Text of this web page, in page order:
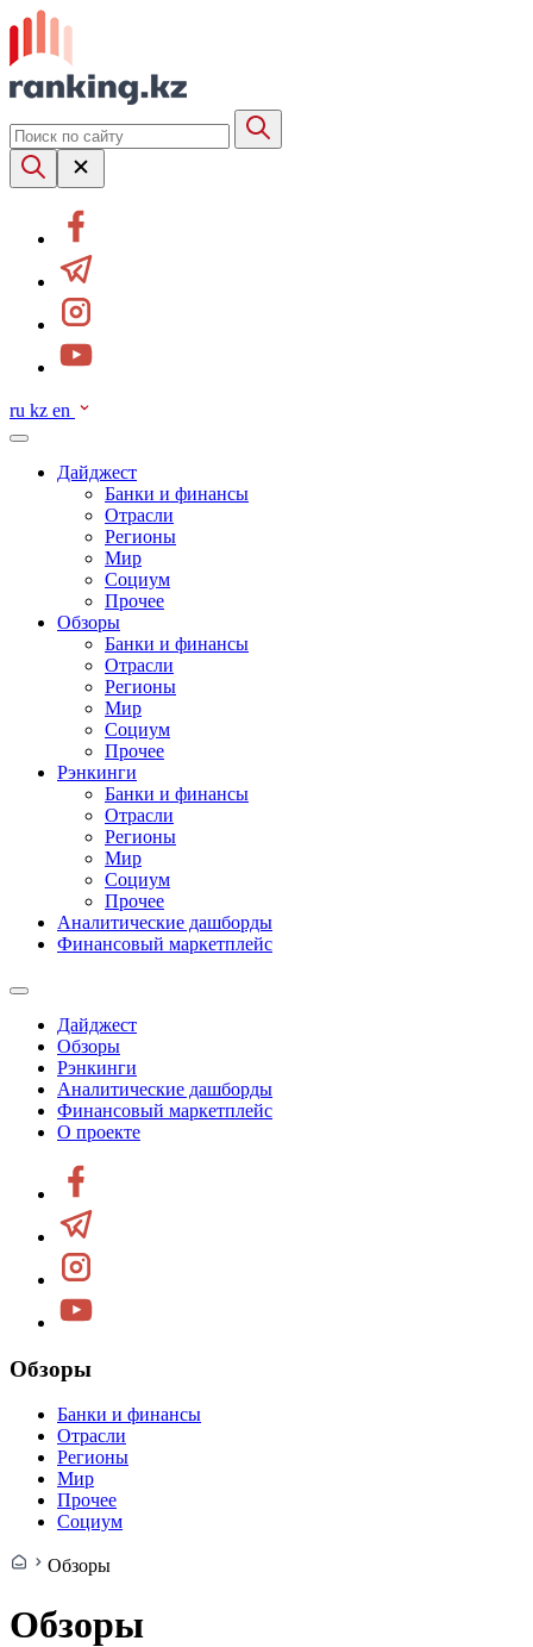
ru kz en
Дайджест
Банки и финансы
Отрасли
Регионы
Мир
Социум
Прочее
Обзоры
Банки и финансы
Отрасли
Регионы
Мир
Социум
Прочее
Рэнкинги
Банки и финансы
Отрасли
Регионы
Мир
Социум
Прочее
Аналитические дашборды
Финансовый маркетплейс
Дайджест
Обзоры
Рэнкинги
Аналитические дашборды
Финансовый маркетплейс
О проекте
Обзоры
Банки и финансы
Отрасли
Регионы
Мир
Прочее
Социум
Обзоры
Обзоры